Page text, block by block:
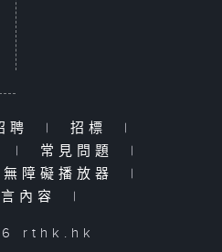
聘 | 招標
|
| 常見問題
|
無障礙播放器
|
內容
|
rthk.hk